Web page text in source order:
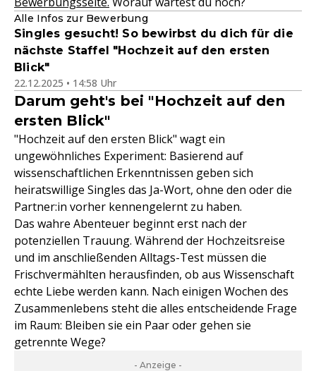
Alle Infos zur Bewerbung
Singles gesucht! So bewirbst du dich für die
nächste Staffel "Hochzeit auf den ersten
Blick"
22.12.2025 • 14:58 Uhr
Darum geht's bei "Hochzeit auf den
ersten Blick"
"Hochzeit auf den ersten Blick" wagt ein
ungewöhnliches Experiment: Basierend auf
wissenschaftlichen Erkenntnissen geben sich
heiratswillige Singles das Ja-Wort, ohne den oder die
Partner:in vorher kennengelernt zu haben.
Das wahre Abenteuer beginnt erst nach der
potenziellen Trauung. Während der Hochzeitsreise
und im anschließenden Alltags-Test müssen die
Frischvermählten herausfinden, ob aus Wissenschaft
echte Liebe werden kann. Nach einigen Wochen des
Zusammenlebens steht die alles entscheidende Frage
im Raum: Bleiben sie ein Paar oder gehen sie
getrennte Wege?
- Anzeige -